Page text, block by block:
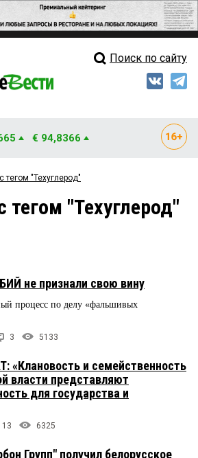
Свежий выпуск
Мнения
Рейтинги
Поиск по сайту
€ 94,8366
тегом "Техуглерод"
"Техуглерод"
не признали свою вину
процесс по делу «фальшивых
3 5133
«Клановость и семейственность
власти представляют
для государства и
13 6325
Групп" получил белорусское